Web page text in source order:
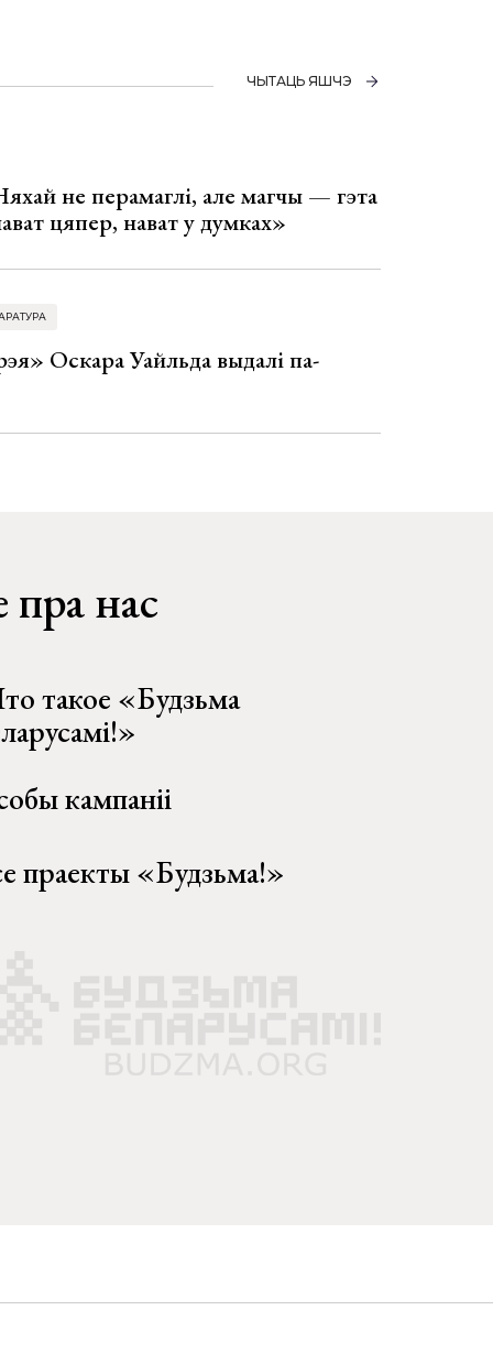
ЧЫТАЦЬ ЯШЧЭ
не перамаглі, але магчы — гэта
цяпер, нават у думках»
Оскара Уайльда выдалі па-
нас
такое «Будзьма
кампаніі
праекты «Будзьма!»